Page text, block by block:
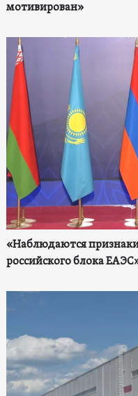
мотивирован»
«Наблюдаются
российского блока